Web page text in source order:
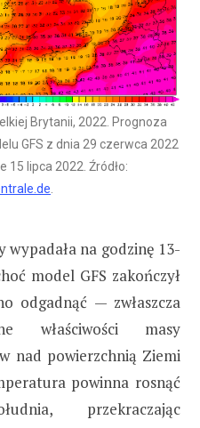
Brytanii, 2022. Prognoza
GFS z dnia 29 czerwca 2022
15 lipca 2022. Źródło:
.
na godzinę 13-
model GFS zakończył
odgadnąć — zwłaszcza
właściwości masy
nad powierzchnią Ziemi
powinna rosnąć
przekraczając